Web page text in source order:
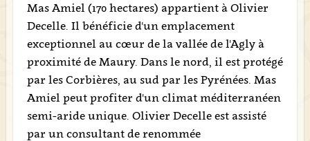
Mas Amiel (170 hectares) appartient à Olivier
Decelle. Il bénéficie d'un emplacement
exceptionnel au cœur de la vallée de l'Agly à
proximité de Maury. Dans le nord, il est protégé
par les Corbières, au sud par les Pyrénées. Mas
Amiel peut profiter d'un climat méditerranéen
semi-aride unique. Olivier Decelle est assisté
par un consultant de renommée